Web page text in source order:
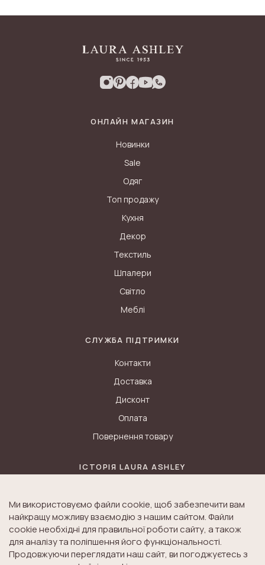
ОНЛАЙН МАГАЗИН
Новинки
Sale
Одяг
Топ продажу
Кухня
Декор
Текстиль
Шпалери
Світло
Меблі
СЛУЖБА ПІДТРИМКИ
Контакти
Доставка
Дисконт
Оплата
Повернення товару
ІСТОРІЯ LAURA ASHLEY
Історія K&A
Історія Laura Ashley
Ми використовуємо файли cookie, щоб забезпечити вам
найкращу можливу взаємодію з нашим сайтом. Файли
cookie необхідні для правильної роботи сайту, а також
для аналізу та поліпшення його функціональності.
Продовжуючи переглядати наш сайт, ви погоджуєтесь з